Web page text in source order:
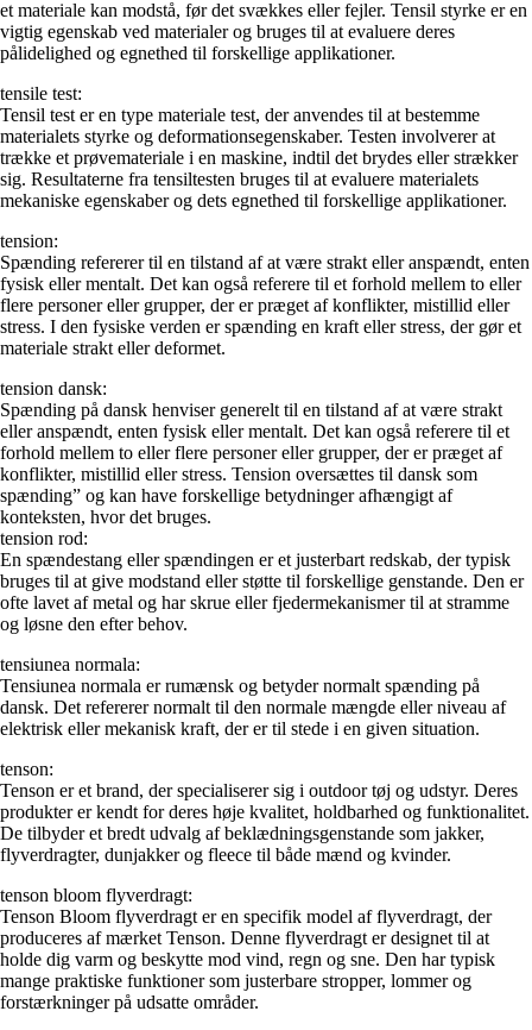
et materiale kan modstå, før det svækkes eller fejler. Tensil styrke er en
vigtig egenskab ved materialer og bruges til at evaluere deres
pålidelighed og egnethed til forskellige applikationer.
tensile test:
Tensil test er en type materiale test, der anvendes til at bestemme
materialets styrke og deformationsegenskaber. Testen involverer at
trække et prøvemateriale i en maskine, indtil det brydes eller strækker
sig. Resultaterne fra tensiltesten bruges til at evaluere materialets
mekaniske egenskaber og dets egnethed til forskellige applikationer.
tension:
Spænding refererer til en tilstand af at være strakt eller anspændt, enten
fysisk eller mentalt. Det kan også referere til et forhold mellem to eller
flere personer eller grupper, der er præget af konflikter, mistillid eller
stress. I den fysiske verden er spænding en kraft eller stress, der gør et
materiale strakt eller deformet.
tension dansk:
Spænding på dansk henviser generelt til en tilstand af at være strakt
eller anspændt, enten fysisk eller mentalt. Det kan også referere til et
forhold mellem to eller flere personer eller grupper, der er præget af
konflikter, mistillid eller stress. Tension oversættes til dansk som
spænding” og kan have forskellige betydninger afhængigt af
konteksten, hvor det bruges.
tension rod:
En spændestang eller spændingen er et justerbart redskab, der typisk
bruges til at give modstand eller støtte til forskellige genstande. Den er
ofte lavet af metal og har skrue eller fjedermekanismer til at stramme
og løsne den efter behov.
tensiunea normala:
Tensiunea normala er rumænsk og betyder normalt spænding på
dansk. Det refererer normalt til den normale mængde eller niveau af
elektrisk eller mekanisk kraft, der er til stede i en given situation.
tenson:
Tenson er et brand, der specialiserer sig i outdoor tøj og udstyr. Deres
produkter er kendt for deres høje kvalitet, holdbarhed og funktionalitet.
De tilbyder et bredt udvalg af beklædningsgenstande som jakker,
flyverdragter, dunjakker og fleece til både mænd og kvinder.
tenson bloom flyverdragt:
Tenson Bloom flyverdragt er en specifik model af flyverdragt, der
produceres af mærket Tenson. Denne flyverdragt er designet til at
holde dig varm og beskytte mod vind, regn og sne. Den har typisk
mange praktiske funktioner som justerbare stropper, lommer og
forstærkninger på udsatte områder.